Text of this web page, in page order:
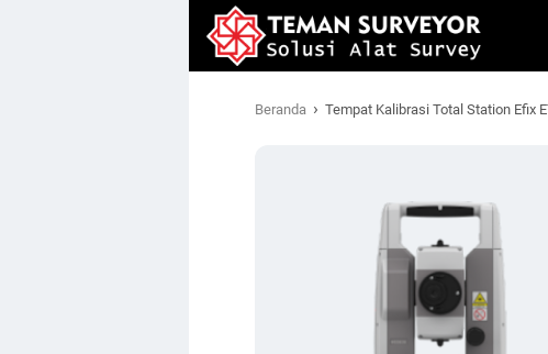
Beranda › Tempat Kalibrasi Total Station Efix